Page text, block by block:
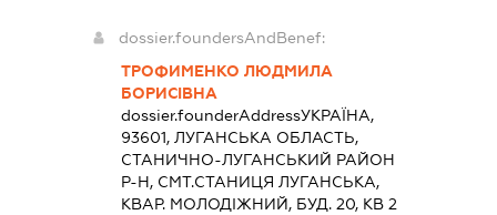
dossier.foundersAndBenef:
ТРОФИМЕНКО ЛЮДМИЛА
БОРИСІВНА
dossier.founderAddressУКРАЇНА,
93601, ЛУГАНСЬКА ОБЛАСТЬ,
СТАНИЧНО-ЛУГАНСЬКИЙ РАЙОН
Р-Н, СМТ.СТАНИЦЯ ЛУГАНСЬКА,
КВАР. МОЛОДІЖНИЙ, БУД. 20, КВ 2